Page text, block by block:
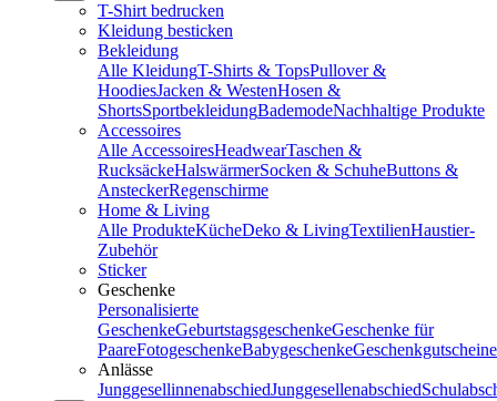
T-Shirt bedrucken
Kleidung besticken
Bekleidung
Alle KleidungT-Shirts & TopsPullover &
HoodiesJacken & WestenHosen &
ShortsSportbekleidungBademodeNachhaltige Produkte
Accessoires
Alle AccessoiresHeadwearTaschen &
RucksäckeHalswärmerSocken & SchuheButtons &
AnsteckerRegenschirme
Home & Living
Alle ProdukteKücheDeko & LivingTextilienHaustier-
Zubehör
Sticker
Geschenke
Personalisierte
GeschenkeGeburtstagsgeschenkeGeschenke für
PaareFotogeschenkeBabygeschenkeGeschenkgutscheine
Anlässe
JunggesellinnenabschiedJunggesellenabschied